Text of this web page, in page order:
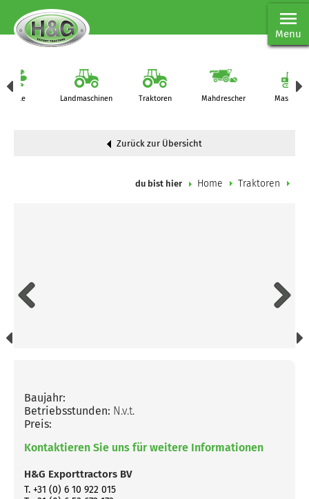
Menu
Teile Landmaschinen Traktoren Mahdrescher
Zurück zur Übersicht
du bist hier Home Traktoren
Baujahr:
Betriebsstunden: N.v.t.
Preis:
Kontaktieren Sie uns für weitere Informationen
H&G Exporttractors BV
T. +31 (0) 6 10 922 015